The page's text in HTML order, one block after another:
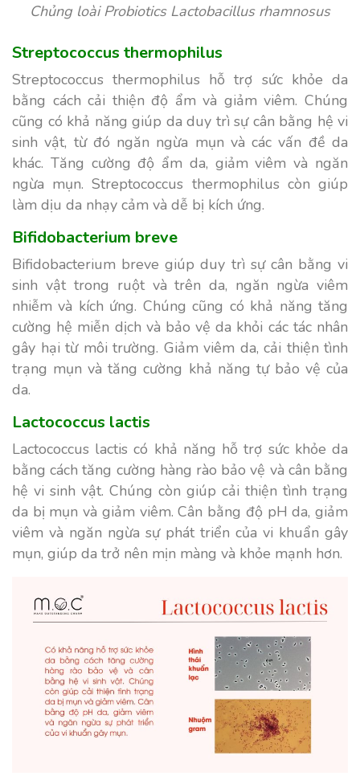
Chủng loài Probiotics Lactobacillus rhamnosus
Streptococcus thermophilus
Streptococcus thermophilus hỗ trợ sức khỏe da
bằng cách cải thiện độ ẩm và giảm viêm. Chúng
cũng có khả năng giúp da duy trì sự cân bằng hệ vi
sinh vật, từ đó ngăn ngừa mụn và các vấn đề da
khác. Tăng cường độ ẩm da, giảm viêm và ngăn
ngừa mụn. Streptococcus thermophilus còn giúp
làm dịu da nhạy cảm và dễ bị kích ứng.
Bifidobacterium breve
Bifidobacterium breve giúp duy trì sự cân bằng vi
sinh vật trong ruột và trên da, ngăn ngừa viêm
nhiễm và kích ứng. Chúng cũng có khả năng tăng
cường hệ miễn dịch và bảo vệ da khỏi các tác nhân
gây hại từ môi trường. Giảm viêm da, cải thiện tình
trạng mụn và tăng cường khả năng tự bảo vệ của
da.
Lactococcus lactis
Lactococcus lactis có khả năng hỗ trợ sức khỏe da
bằng cách tăng cường hàng rào bảo vệ và cân bằng
hệ vi sinh vật. Chúng còn giúp cải thiện tình trạng
da bị mụn và giảm viêm. Cân bằng độ pH da, giảm
viêm và ngăn ngừa sự phát triển của vi khuẩn gây
mụn, giúp da trở nên mịn màng và khỏe mạnh hơn.